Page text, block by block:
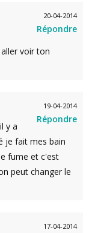
20-04-2014
Répondre
voir ton
19-04-2014
Répondre
y a
je fait mes bain
fume et c'est
peut changer le
17-04-2014